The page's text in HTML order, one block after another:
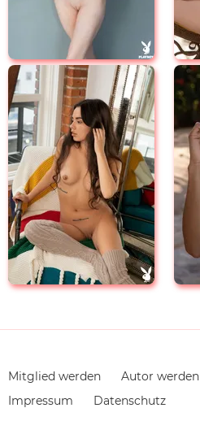
Navigation
überspringen
Mitglied werden Autor werden
Impressum
Datenschutz